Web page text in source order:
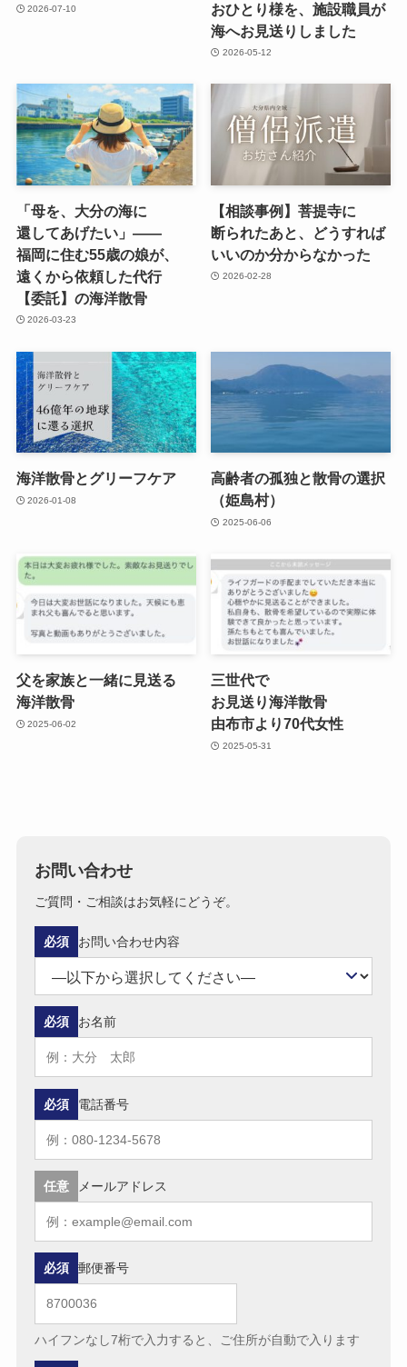
2026-07-10
おひとり様を、​施設職員が​
海へお見送りしました
2026-05-12
「母を、​大分の​海に​
還してあげたい」​——
福岡に​住む55歳の​娘が、​
遠くから​依頼した​代行
【委託】の​海洋散骨
2026-03-23
【相談事例】菩提寺に​
断られた​あと、​どう​すれば​
いいのか分からなかった
2026-02-28
海洋散骨と​グリーフケア
2026-01-08
高齢者の​孤独と​散骨の​選択​
（姫島村）
2025-06-06
父を​家族と​一緒に​見送る​
海洋散骨
2025-06-02
三世代で​
お見送り海洋散骨
由布市より​70​代女性
2025-05-31
お問い合わせ
ご質問・ご相談はお気軽にどうぞ。
お問い合わせ内容
必須
お名前
必須
電話番号
必須
メールアドレス
任意
郵便番号
必須
ハイフンなし7桁で入力すると、ご住所が自動で入ります